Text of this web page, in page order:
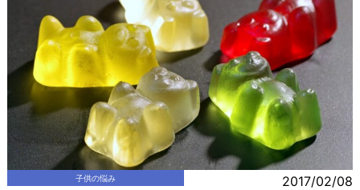
子供の悩み 2017/02/08